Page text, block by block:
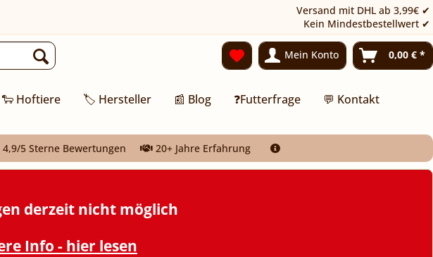
Versand mit DHL ab 3,99€ ✔
Kein Mindestbestellwert ✔
Mein Konto 0,00 € *
🐑 Hoftiere 🏷️ Hersteller 📰 Blog ❓Futterfrage 💬 Kontakt
4,9/5 Sterne Bewertungen 20+ Jahre Erfahrung
derzeit nicht möglich
Info - hier lesen